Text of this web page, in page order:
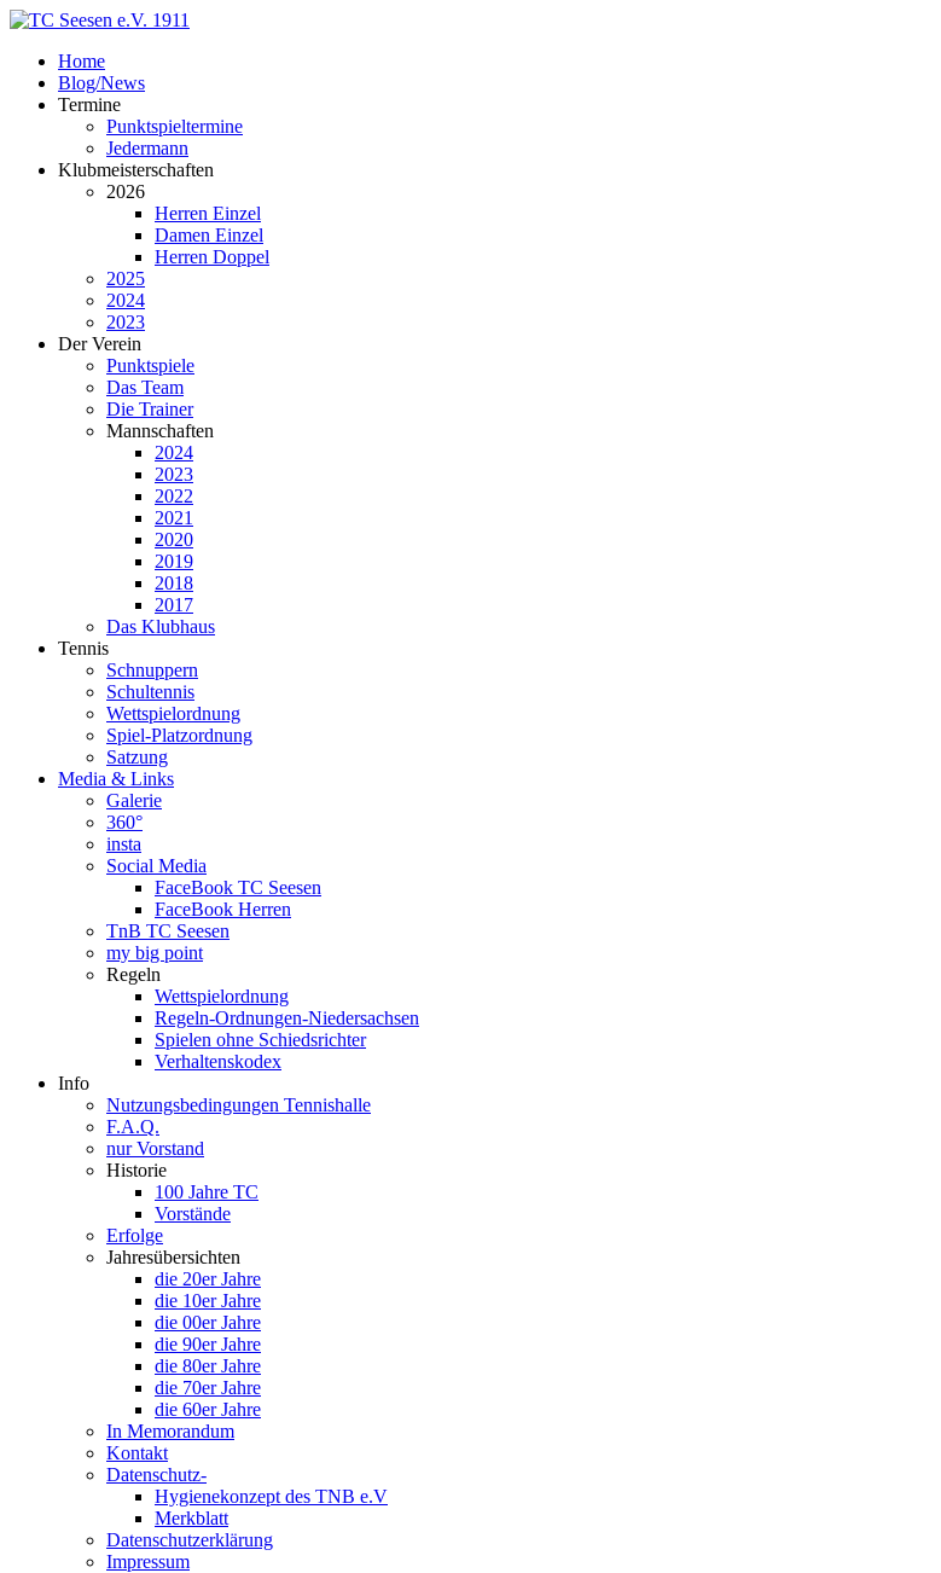
Home
Blog/News
Termine
Punktspieltermine
Jedermann
Klubmeisterschaften
2026
Herren Einzel
Damen Einzel
Herren Doppel
2025
2024
2023
Der Verein
Punktspiele
Das Team
Die Trainer
Mannschaften
2024
2023
2022
2021
2020
2019
2018
2017
Das Klubhaus
Tennis
Schnuppern
Schultennis
Wettspielordnung
Spiel-Platzordnung
Satzung
Media & Links
Galerie
360°
insta
Social Media
FaceBook TC Seesen
FaceBook Herren
TnB TC Seesen
my big point
Regeln
Wettspielordnung
Regeln-Ordnungen-Niedersachsen
Spielen ohne Schiedsrichter
Verhaltenskodex
Info
Nutzungsbedingungen Tennishalle
F.A.Q.
nur Vorstand
Historie
100 Jahre TC
Vorstände
Erfolge
Jahresübersichten
die 20er Jahre
die 10er Jahre
die 00er Jahre
die 90er Jahre
die 80er Jahre
die 70er Jahre
die 60er Jahre
In Memorandum
Kontakt
Datenschutz-
Hygienekonzept des TNB e.V
Merkblatt
Datenschutzerklärung
Impressum